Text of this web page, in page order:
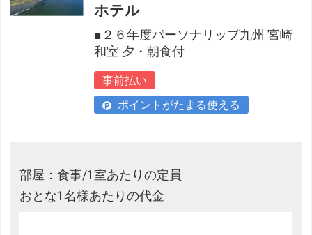
ホテル
■２６年度パーソナリップ九州 宮崎
和室 夕・朝食付
事前払い
ポイントがたまる使える
部屋：食事/1室あたりの定員
おとな1名様あたりの代金